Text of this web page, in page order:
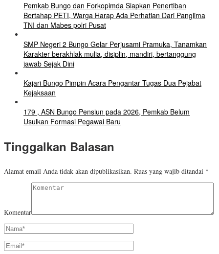
Pemkab Bungo dan Forkopimda Siapkan Penertiban
Bertahap PETI, Warga Harap Ada Perhatian Dari Panglima
TNI dan Mabes polri Pusat
SMP Negeri 2 Bungo Gelar Perjusami Pramuka, Tanamkan
Karakter berakhlak mulia, disiplin, mandiri, bertanggung
jawab Sejak Dini
Kajari Bungo Pimpin Acara Pengantar Tugas Dua Pejabat
Kejaksaan
179 , ASN Bungo Pensiun pada 2026, Pemkab Belum
Usulkan Formasi Pegawai Baru
Tinggalkan Balasan
Alamat email Anda tidak akan dipublikasikan. Ruas yang wajib ditandai *
Komentar